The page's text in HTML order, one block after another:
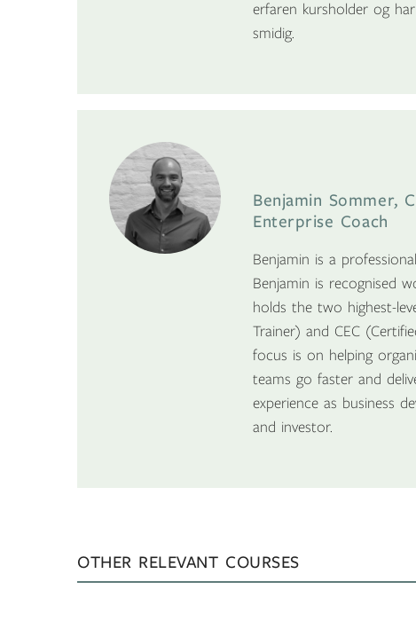
erfaren kursholder og
smidig.
Benjamin Sommer,
Enterprise Coach
Benjamin is a
Benjamin is recognised
holds the two highest-
Trainer) and CEC
focus is on helping
teams go faster and
experience as business
and investor.
OTHER RELEVANT COURSES